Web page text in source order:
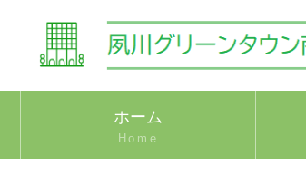
ホーム
Home